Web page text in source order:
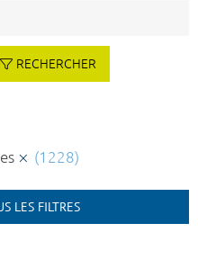
RECHERCHER
(1228)
LES FILTRES